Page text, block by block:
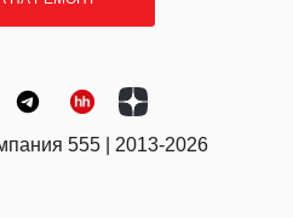
555 | 2013-2026